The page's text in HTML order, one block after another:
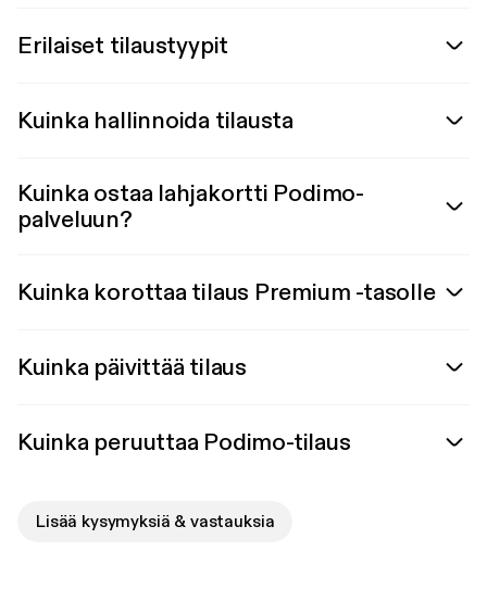
Erilaiset tilaustyypit
Kuinka hallinnoida tilausta
Kuinka ostaa lahjakortti Podimo-
palveluun?
Kuinka korottaa tilaus Premium -tasolle
Kuinka päivittää tilaus
Kuinka peruuttaa Podimo-tilaus
Lisää kysymyksiä & vastauksia